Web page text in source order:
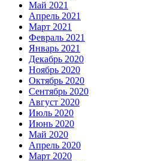
Май 2021
Апрель 2021
Март 2021
Февраль 2021
Январь 2021
Декабрь 2020
Ноябрь 2020
Октябрь 2020
Сентябрь 2020
Август 2020
Июль 2020
Июнь 2020
Май 2020
Апрель 2020
Март 2020